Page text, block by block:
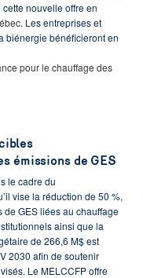
nouvelle offre en
. Les entreprises et
biénergie bénéficieront en
pour le chauffage des
émissions de GES
le cadre du
vise la réduction de 50 %,
GES liées au chauffage
ainsi que la
de 266,6 M$ est
2030 afin de soutenir
Le MELCCFP offre